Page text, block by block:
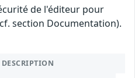
de l'éditeur pour
section Documentation).
DESCRIPTION